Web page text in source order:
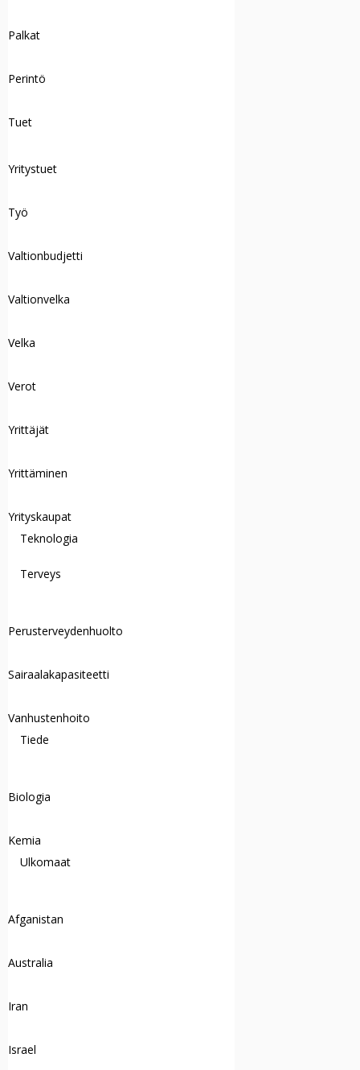
Palkat
Perintö
Tuet
Yritystuet
Työ
Valtionbudjetti
Valtionvelka
Velka
Verot
Yrittäjät
Yrittäminen
Yrityskaupat
Teknologia
Terveys
Perusterveydenhuolto
Sairaalakapasiteetti
Vanhustenhoito
Tiede
Biologia
Kemia
Ulkomaat
Afganistan
Australia
Iran
Israel